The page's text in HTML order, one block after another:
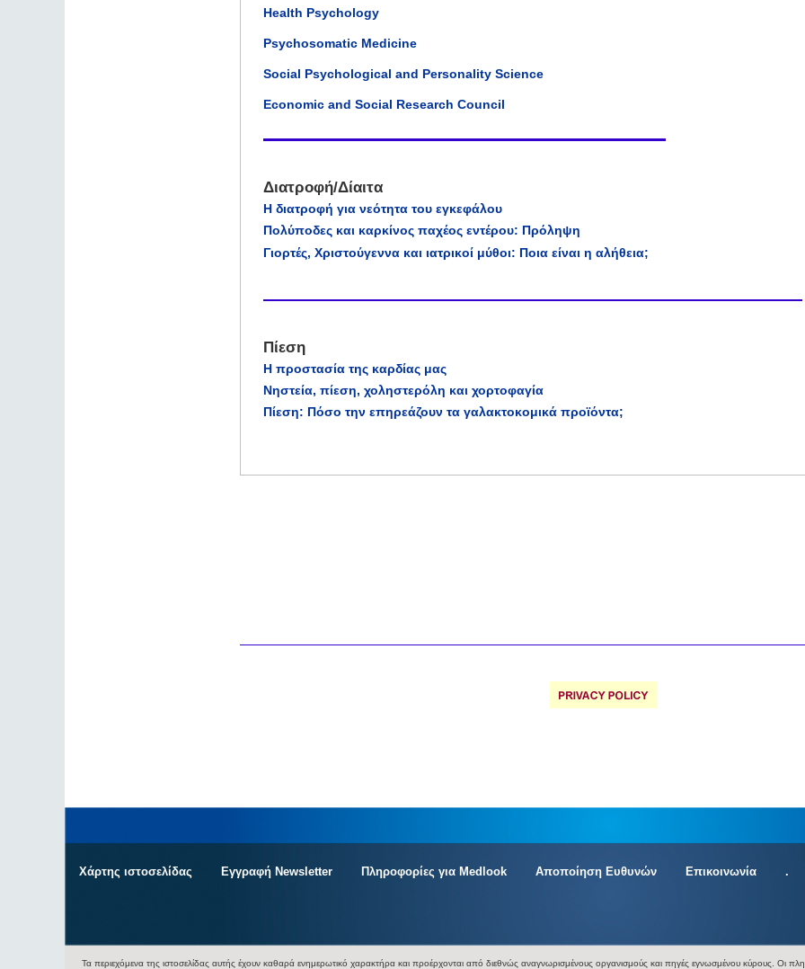
Health Psychology
Psychosomatic Medicine
Social Psychological and Personality Science
Economic and Social Research Council
Διατροφή/Δίαιτα
Η διατροφή για νεότητα του εγκεφάλου
Πολύποδες και καρκίνος παχέος εντέρου: Πρόληψη
Γιορτές, Χριστούγεννα και ιατρικοί μύθοι: Ποια είναι η αλήθεια;
Πίεση
Η προστασία της καρδίας μας
Νηστεία, πίεση, χοληστερόλη και χορτοφαγία
Πίεση: Πόσο την επηρεάζουν τα γαλακτοκομικά προϊόντα;
Χάρτης ιστοσελίδας Εγγραφή Newsletter Πληροφορίες για Medlook Αποποίηση Ευθυνών Επικοινωνία .
Τα περιεχόμενα της ιστοσελίδας αυτής έχουν καθαρά ενημερωτικό χαρακτήρα και προέρχονται από διεθνώς αναγνωρισμένους οργανισμούς και πηγές εγνωσμένου κύρους. Οι